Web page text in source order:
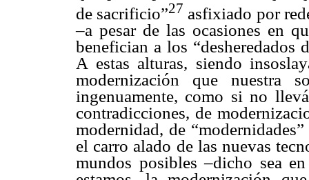
de sacrificio”27 asfixiado por
–a pesar de las ocasiones en
benefician a los “desheredados
A estas alturas, siendo
modernización que nuestra
ingenuamente, como si no
contradicciones, de
modernidad, de
el carro alado de las nuevas
mundos posibles –dicho sea